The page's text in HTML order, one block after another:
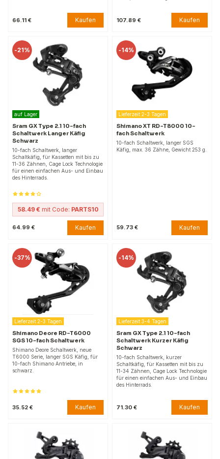
66.11 € Kaufen 107.89 € Kaufen
-21%
auf Lager
Sram GX Type 2.1 10-fach
Schaltwerk Langer Käfig
Schwarz
10-fach Schaltwerk, langer
Schaltkäfig, für Kassetten mit bis zu
11-36 Zähnen, Cage Lock Technologie
für einen einfachen Aus- und Einbau
des Hinterrads.
58.49 € mit Code: PARTS10
64.99 € Kaufen
-14%
Lieferzeit 2-3 Tagen
Shimano XT RD-T8000 10-
fach Schaltwerk
10-fach Schaltwerk, langer SGS
Käfig, max. 36 Zähne, Gewicht 253 g.
59.73 € Kaufen
-37%
Lieferzeit 2-3 Tagen
Shimano Deore RD-T6000
SGS 10-fach Schaltwerk
Shimano Deore Schaltwerk, neue
T6000 Serie, langer SGS Käfig, für
10-fach Shimano Antriebe, in
schwarz.
35.52 € Kaufen
-14%
Lieferzeit 3-4 Tagen
Sram GX Type 2.1 10-fach
Schaltwerk Kurzer Käfig
Schwarz
10-fach Schaltwerk, kurzer
Schaltkäfig, für Kassetten mit bis zu
11-34 Zähnen, Cage Lock Technologie
für einen einfachen Aus- und Einbau
des Hinterrads.
71.30 € Kaufen